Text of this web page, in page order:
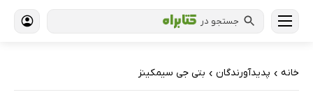
جستجو در
خانه › پدیدآورندگان › بتی جی سیمکینز